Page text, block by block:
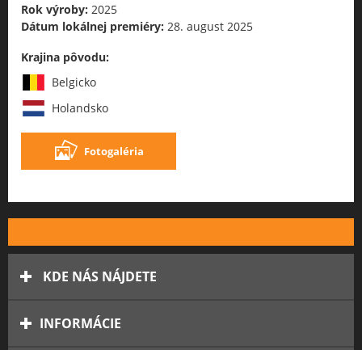
Rok výroby: 2025
Dátum lokálnej premiéry: 28. august 2025
Krajina pôvodu:
Belgicko
Holandsko
Fotogaléria
KDE NÁS NÁJDETE
INFORMÁCIE